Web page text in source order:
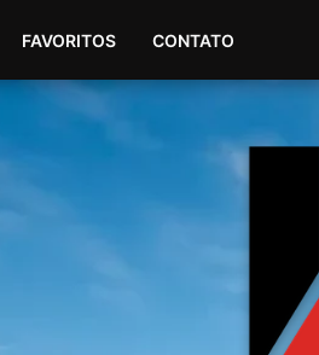
FAVORITOS CONTATO